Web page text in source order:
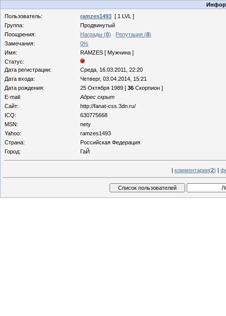
Пользователь:
ramzes1493 [ 1 LVL ]
Группа:
Продвинутый
Поощрения:
Награды (0) Репутация (8)
Замечания:
0%
Имя:
RAMZES [ Мужчина ]
Статус:
Дата регистрации:
Среда, 16.03.2011, 22:20
Дата входа:
Четверг, 03.04.2014, 15:21
Дата рождения:
25 Октября 1989 [ 36 Скорпион ]
E-mail:
Адрес скрыт
Сайт:
http://fanat-css.3dn.ru/
ICQ:
630775668
MSN:
nety
Yahoo:
ramzes1493
Страна:
Российская Федерация
Город:
ГаЙ
| комментарии(2) |